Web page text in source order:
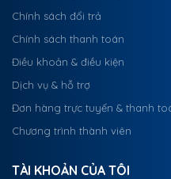
Chính sách đổi trả
Chính sách thanh toán
Điều khoản & điều kiện
Dịch vụ & hỗ trợ
Đơn hàng trực tuyến & thanh
Chương trình thành viên
TÀI KHOẢN CỦA TÔI